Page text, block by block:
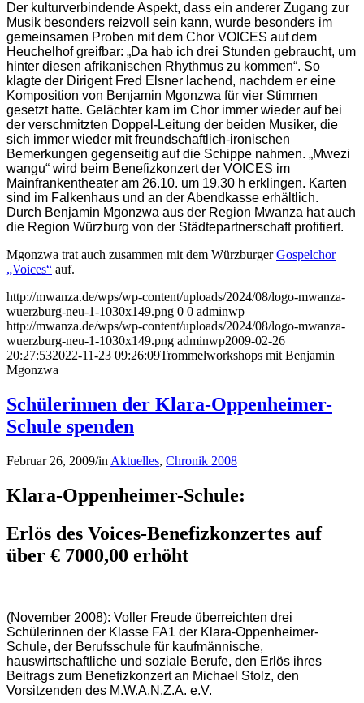
Der kulturverbindende Aspekt, dass ein anderer Zugang zur
Musik besonders reizvoll sein kann, wurde besonders im
gemeinsamen Proben mit dem Chor VOICES auf dem
Heuchelhof greifbar: „Da hab ich drei Stunden gebraucht, um
hinter diesen afrikanischen Rhythmus zu kommen“. So
klagte der Dirigent Fred Elsner lachend, nachdem er eine
Komposition von Benjamin Mgonzwa für vier Stimmen
gesetzt hatte. Gelächter kam im Chor immer wieder auf bei
der verschmitzten Doppel-Leitung der beiden Musiker, die
sich immer wieder mit freundschaftlich-ironischen
Bemerkungen gegenseitig auf die Schippe nahmen. „Mwezi
wangu“ wird beim Benefizkonzert der VOICES im
Mainfrankentheater am 26.10. um 19.30 h erklingen. Karten
sind im Falkenhaus und an der Abendkasse erhältlich.
Durch Benjamin Mgonzwa aus der Region Mwanza hat auch
die Region Würzburg von der Städtepartnerschaft profitiert.
Mgonzwa trat auch zusammen mit dem WürzburgerGospelchor
„Voices“ auf.
http://mwanza.de/wps/wp-content/uploads/2024/08/logo-mwanza-
wuerzburg-neu-1-1030x149.png 0 0 adminwp
http://mwanza.de/wps/wp-content/uploads/2024/08/logo-mwanza-
wuerzburg-neu-1-1030x149.png adminwp2009-02-26
20:27:532022-11-23 09:26:09Trommelworkshops mit Benjamin
Mgonzwa
Schülerinnen der Klara-Oppenheimer-
Schule spenden
Februar 26, 2009/in Aktuelles, Chronik 2008
Klara-Oppenheimer-Schule:
Erlös des Voices-Benefizkonzertes auf
über € 7000,00 erhöht
(November 2008): Voller Freude überreichten drei
Schülerinnen der Klasse FA1 der Klara-Oppenheimer-
Schule, der Berufsschule für kaufmännische,
hauswirtschaftliche und soziale Berufe, den Erlös ihres
Beitrags zum Benefizkonzert an Michael Stolz, den
Vorsitzenden des M.W.A.N.Z.A. e.V.